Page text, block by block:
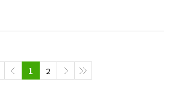
호 - 대기장소: 한국생산성본부 307호 * 대기
부탁드립니다.* 주차권이 필요하실 경우 대기장
가팀) 최종 발표자료를 토대로 발표 진행 - 질
-참가팀) 다음주에 뵙겠습니다. 감사합니다. ^^
1 2